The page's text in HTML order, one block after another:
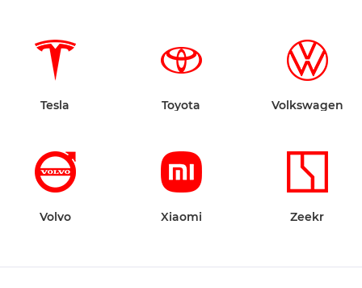
Tesla Toyota Volkswagen
Volvo Xiaomi Zeekr